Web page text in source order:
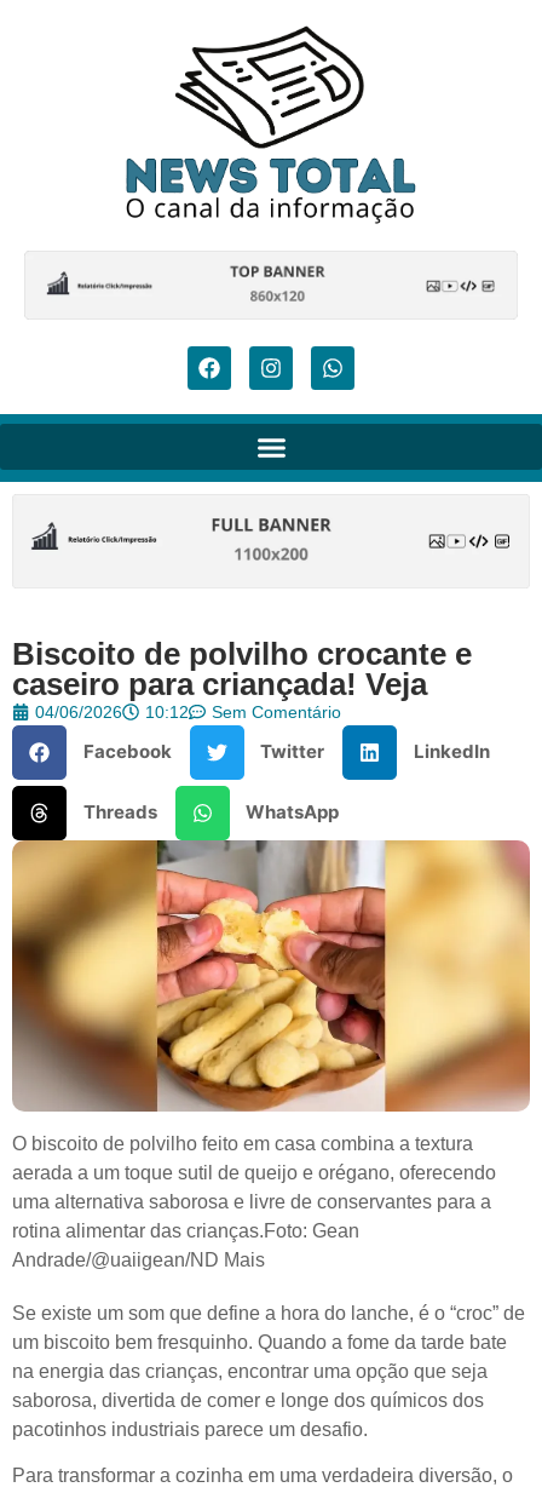
Biscoito de polvilho crocante e
caseiro para criançada! Veja
04/06/2026 10:12 Sem Comentário
Facebook Twitter LinkedIn
Threads WhatsApp
O biscoito de polvilho feito em casa combina a textura
aerada a um toque sutil de queijo e orégano, oferecendo
uma alternativa saborosa e livre de conservantes para a
rotina alimentar das crianças.Foto: Gean
Andrade/@uaiigean/ND Mais
Se existe um som que define a hora do lanche, é o “croc” de
um biscoito bem fresquinho. Quando a fome da tarde bate
na energia das crianças, encontrar uma opção que seja
saborosa, divertida de comer e longe dos químicos dos
pacotinhos industriais parece um desafio.
Para transformar a cozinha em uma verdadeira diversão, o